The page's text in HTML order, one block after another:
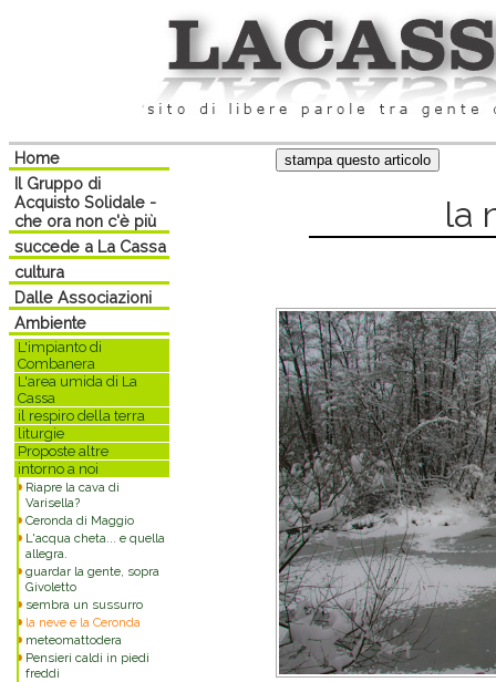
Home
Il Gruppo di
Acquisto Solidale -
che ora non c'è più
succede a La Cassa
cultura
Dalle Associazioni
Ambiente
L'impianto di
Combanera
L'area umida di La
Cassa
il respiro della terra
liturgie
Proposte altre
intorno a noi
Riapre la cava di
Varisella?
Ceronda di Maggio
L'acqua cheta... e quella
allegra.
guardar la gente, sopra
Givoletto
sembra un sussurro
la neve e la Ceronda
meteomattodera
Pensieri caldi in piedi
freddi
la